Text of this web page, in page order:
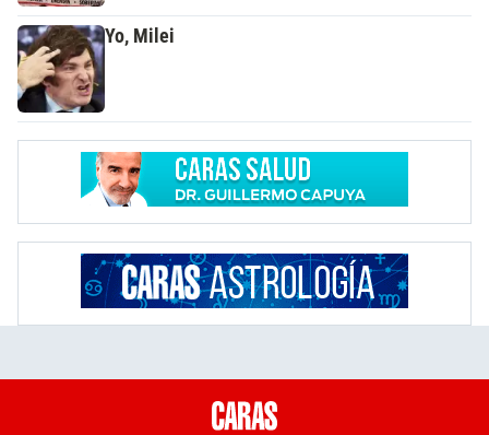
Yo, Milei